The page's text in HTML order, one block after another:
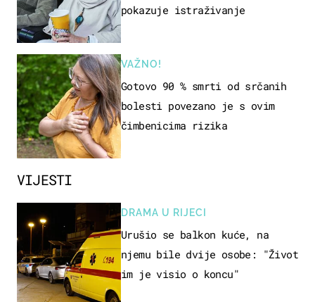
VIJESTI
DRAMA U RIJECI
Urušio se balkon kuće, na
njemu bile dvije osobe: "Život
im je visio o koncu"
pokazuje istraživanje
VAŽNO!
Gotovo 90 % smrti od srčanih
bolesti povezano je s ovim
čimbenicima rizika